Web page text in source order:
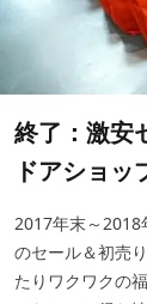
終了：激安
ドアショッ
2017年末～2018
のセール＆初売
たりワクワクの